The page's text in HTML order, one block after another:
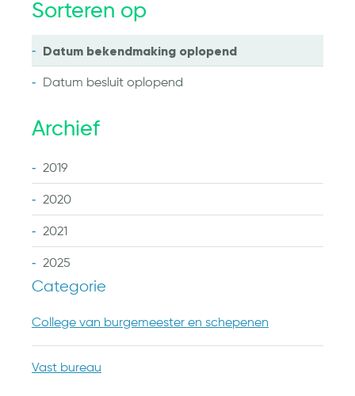
Sorteren op
Datum bekendmaking oplopend
Datum besluit oplopend
Archief
2019
2020
2021
2025
Categorie
College van burgemeester en schepenen
Vast bureau